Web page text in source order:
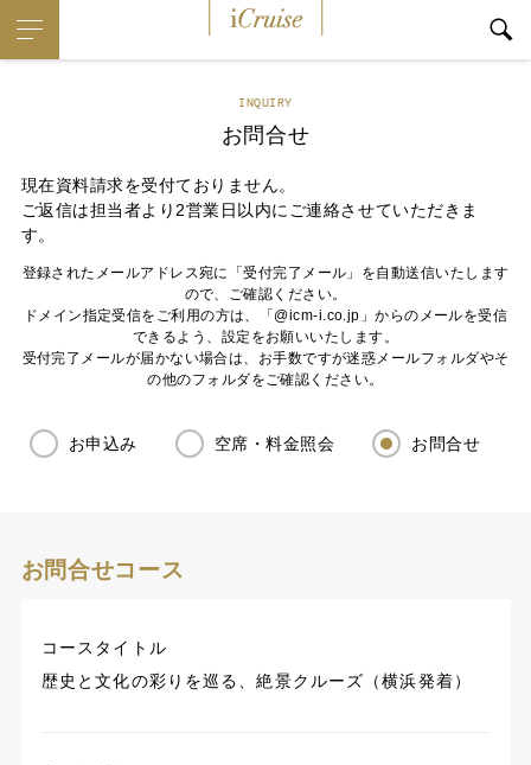
INQUIRY
お問合せ
現在資料請求を受付ておりません。
ご返信は担当者より2営業日以内にご連絡させていただきま
す。
登録されたメールアドレス宛に「受付完了メール」を自動送信いたします
ので、ご確認ください。
ドメイン指定受信をご利用の方は、「@icm-i.co.jp」からのメールを受信
できるよう、設定をお願いいたします。
受付完了メールが届かない場合は、お手数ですが迷惑メールフォルダやそ
の他のフォルダをご確認ください。
お申込み 空席・料金照会 お問合せ
お問合せコース
コースタイトル
歴史と⽂化の彩りを巡る、絶景クルーズ（横浜発着）